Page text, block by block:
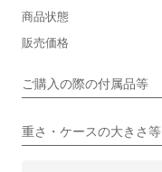
商品状態
販売価格
ご購入の際の付属品等
重さ・ケースの大きさ等
カジュアル